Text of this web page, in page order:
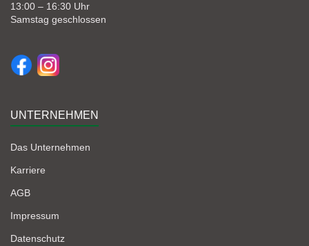
13:00 – 16:30 Uhr
Samstag geschlossen
UNTERNEHMEN
Das Unternehmen
Karriere
AGB
Impressum
Datenschutz